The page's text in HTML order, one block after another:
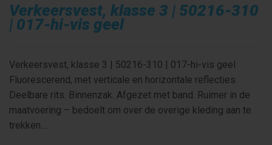
Verkeersvest, klasse 3 | 50216-310
| 017-hi-vis geel
Verkeersvest, klasse 3 | 50216-310 | 017-hi-vis geel
Fluorescerend, met verticale en horizontale reflecties.
Deelbare rits. Binnenzak. Afgezet met band. Ruimer in de
maatvoering – bedoelt om over de overige kleding aan te
trekken....